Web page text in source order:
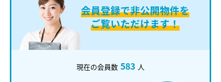
会員登録で非公開物件を
ご覧いただけます！
現在の会員数 583 人